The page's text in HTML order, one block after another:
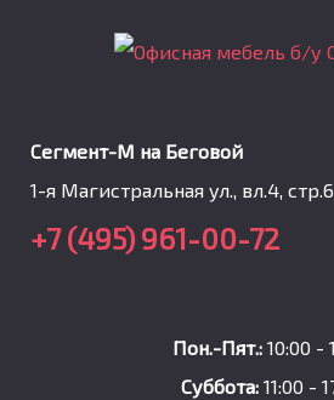
Сегмент-М на Беговой
1-я Магистральная ул., вл.4, стр.6
+7 (495) 961-00-72
Пон.-Пят.: 10:00 -
Суббота:11:00 -